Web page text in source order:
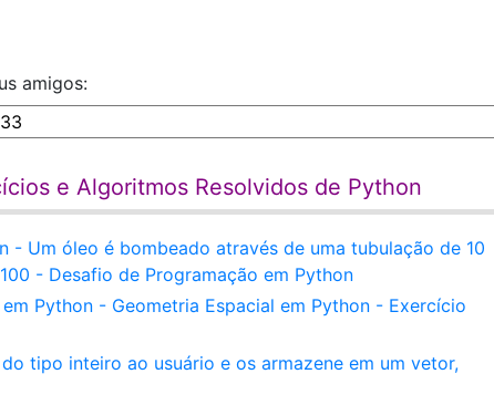
amigos:
e Algoritmos Resolvidos de Python
- Um óleo é bombeado através de uma tubulação de 10
- Desafio de Programação em Python
Python - Geometria Espacial em Python - Exercício
tipo inteiro ao usuário e os armazene em um vetor,